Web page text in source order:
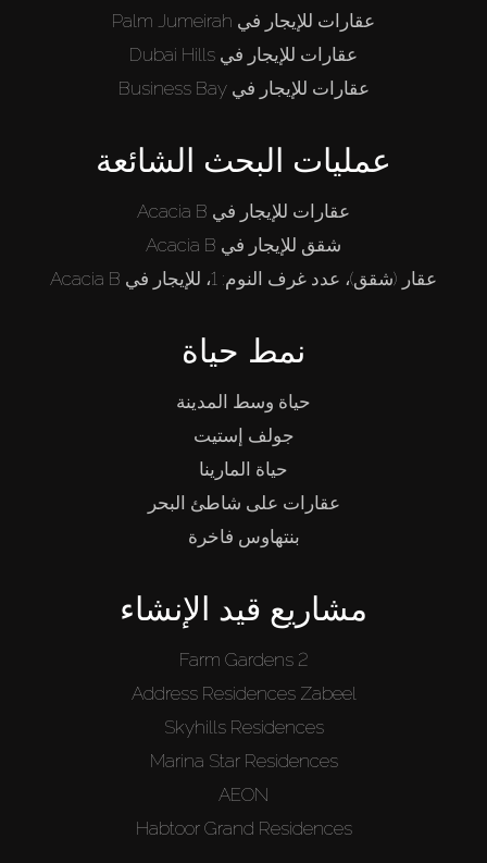
عقارات للإيجار في Palm Jumeirah
عقارات للإيجار في Dubai Hills
عقارات للإيجار في Business Bay
عمليات البحث الشائعة
عقارات للإيجار في Acacia B
شقق للإيجار في Acacia B
عقار (شقق)، عدد غرف النوم: 1، للإيجار في Acacia B
نمط حياة
حياة وسط المدينة
جولف إستيت
حياة المارينا
عقارات على شاطئ البحر
بنتهاوس فاخرة
مشاريع قيد الإنشاء
Farm Gardens 2
Address Residences Zabeel
Skyhills Residences
Marina Star Residences
AEON
Habtoor Grand Residences